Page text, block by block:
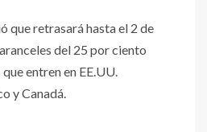
que retrasará hasta el 2 de
del 25 por ciento
entren en EE.UU.
y Canadá.